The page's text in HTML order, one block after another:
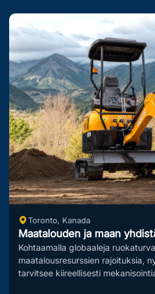
Ruotsi
Julkisen sektorin ja
Luonnonkatastrofien yleistymisen
tiukentuvien vaatimusten
hätäprojektit tarvitsevat nopeaa